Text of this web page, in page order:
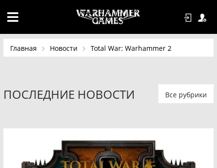
Главная Новости Total War: Warhammer 2
ПОСЛЕДНИЕ НОВОСТИ Все рубрики